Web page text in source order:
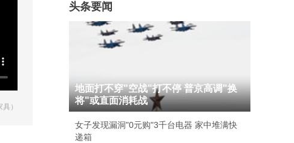
）
头条要闻
地面打不穿"空战"打不停 普京高调"换
将"或直面消耗战
女子发现漏洞"0元购"3千台电器 家中堆满快
递箱